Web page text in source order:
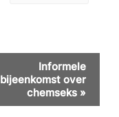
Informele
bijeenkomst over
chemseks »